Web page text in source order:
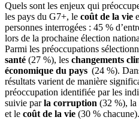
Quels sont les enjeux qui
les pays du G7+, le coût de la vie
personnes interrogées : 45 %
lors de la prochaine élection
Parmi les préoccupations
santé (27 %), les changements
économique du pays (24 %).
résultats varient de manière
préoccupation identifiée par les
suivie parla corruption (32 %), la
et le coût de la vie (30 % chacune).